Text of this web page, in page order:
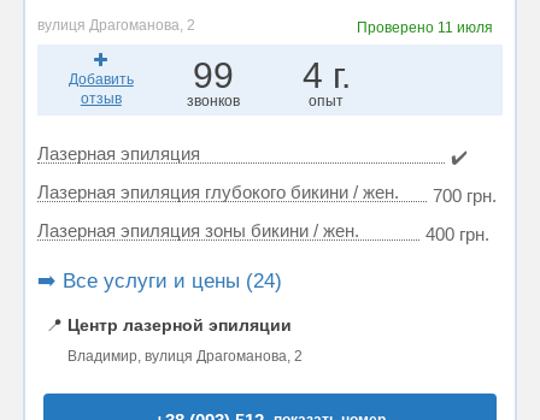
вулиця Драгоманова, 2 Проверено 11 июля
Добавить
отзыв
99
звонков
4 г.
опыт
Лазерная эпиляция
✔️
Лазерная эпиляция глубокого бикини / жен.
700 грн.
Лазерная эпиляция зоны бикини / жен.
400 грн.
➡️ Все услуги и цены (24)
📍 Центр лазерной эпиляции
Владимир, вулиця Драгоманова, 2